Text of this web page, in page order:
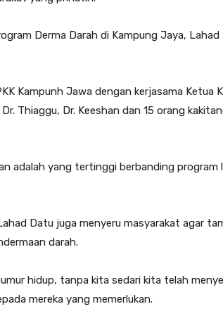
Derma Darah di Kampung Jaya,
Kampunh Jawa dengan kerjasama Ketua
Thiaggu, Dr. Keeshan dan 15 orang
adalah yang tertinggi berbanding program
Datu juga menyeru masyarakat agar
darah.
hidup, tanpa kita sedari kita telah
mereka yang memerlukan.